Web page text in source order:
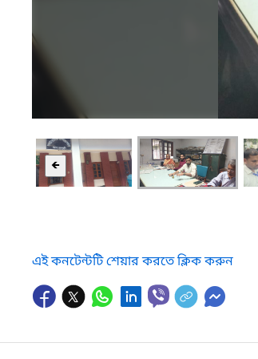
🡸
এই কনটেন্টটি শেয়ার করতে ক্লিক করুন